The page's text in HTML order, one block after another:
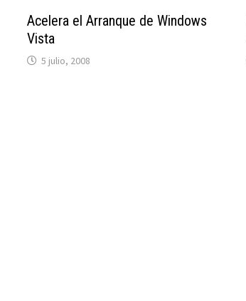
Acelera el Arranque de Windows
Vista
5 julio, 2008